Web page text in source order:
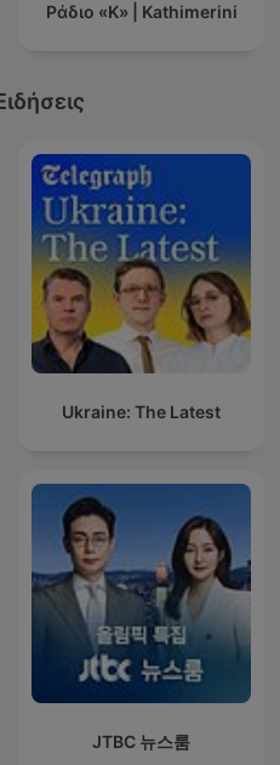
Ράδιο «Κ» | Kathimerini
Ukraine: The Latest
JTBC 뉴스룸